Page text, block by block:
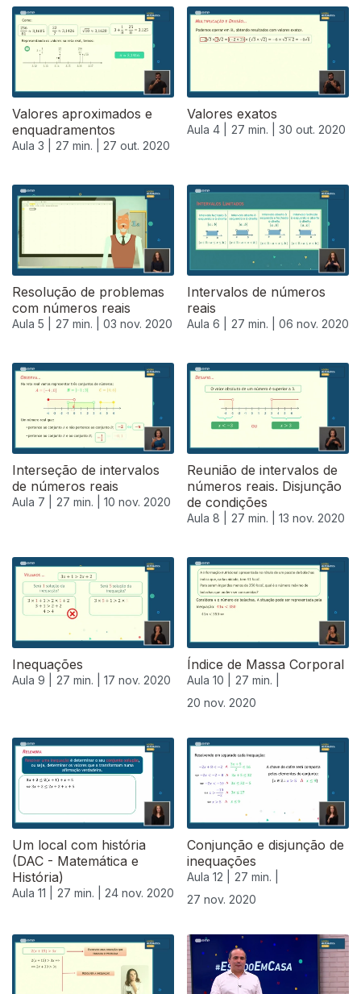
Valores aproximados e
enquadramentos
Aula 3 | 27 min. | 27 out. 2020
Valores exatos
Aula 4 | 27 min. | 30 out. 2020
Resolução de problemas
com números reais
Aula 5 | 27 min. | 03 nov. 2020
Intervalos de números
reais
Aula 6 | 27 min. | 06 nov. 2020
Interseção de intervalos
de números reais
Aula 7 | 27 min. | 10 nov. 2020
Reunião de intervalos de
números reais. Disjunção
de condições
Aula 8 | 27 min. | 13 nov. 2020
Inequações
Aula 9 | 27 min. | 17 nov. 2020
Índice de Massa Corporal
Aula 10 |
27 min. |
20 nov. 2020
Um local com história
(DAC - Matemática e
História)
Aula 11 | 27 min. | 24 nov. 2020
Conjunção e disjunção de
inequações
Aula 12 |
27 min. |
27 nov. 2020
508654